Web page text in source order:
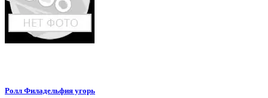
Ролл Филадельфия угорь